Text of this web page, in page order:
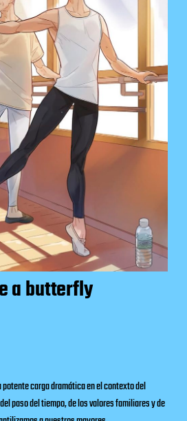
a butterfly
carga dramática en el contexto del
paso del tiempo, de los valores familiares y de